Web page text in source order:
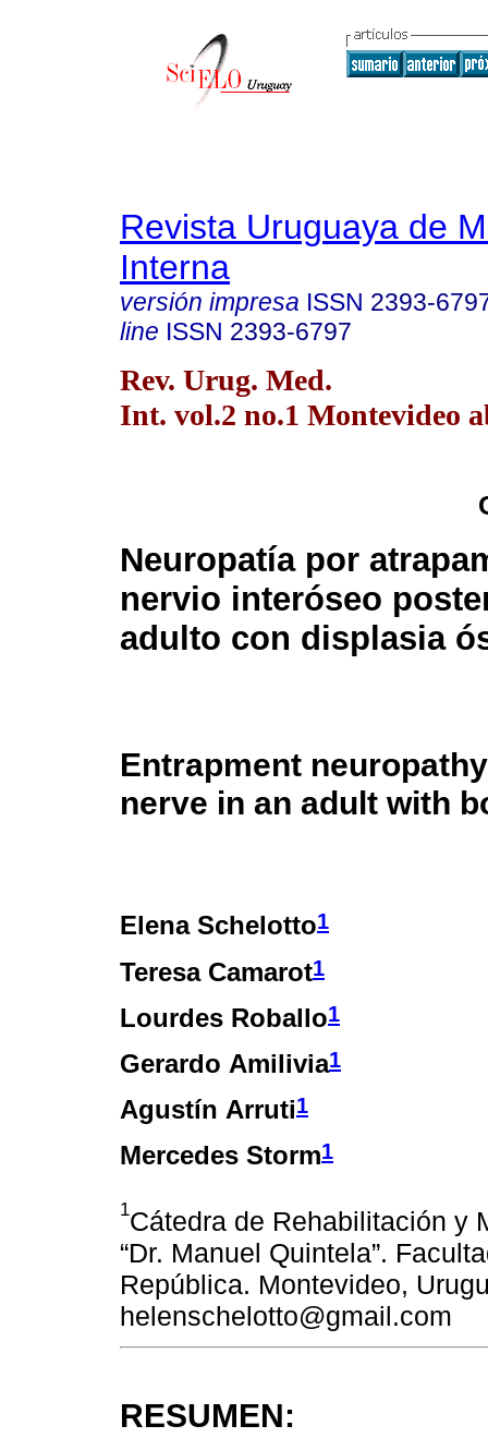
Revista Uruguaya de
Interna
versión impresa ISSN 2393-
line ISSN 2393-6797
Rev. Urug. Med.
Int. vol.2 no.1 Montevideo
Neuropatía por
nervio interóseo
adulto con displasia
Entrapment
nerve in an adult with
Elena Schelotto1
Teresa Camarot1
Lourdes Roballo1
Gerardo Amilivia1
Agustín Arruti1
Mercedes Storm1
1Cátedra de Rehabilitación y
“Dr. Manuel Quintela”.
República. Montevideo,
helenschelotto@gmail.com
RESUMEN: